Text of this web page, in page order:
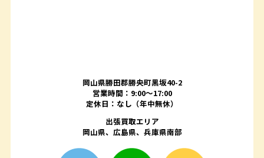
岡山県勝田郡勝央町黒坂40-2
営業時間：9:00～17:00
定休日：なし（年中無休）
出張買取エリア
岡山県、広島県、兵庫県南部